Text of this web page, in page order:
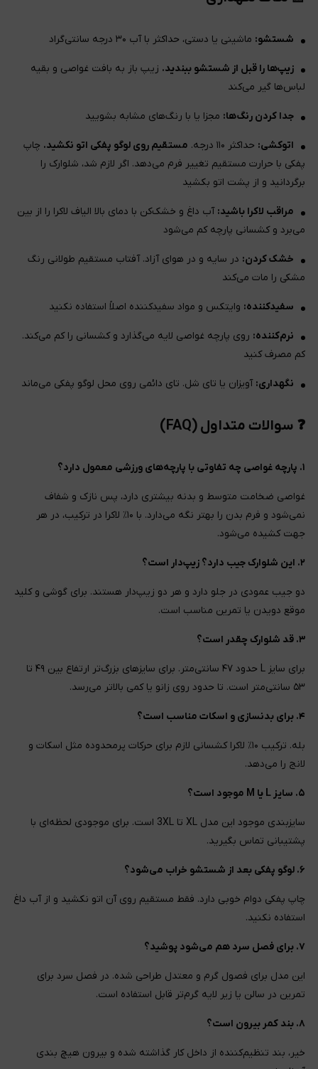
شستشو: ماشینی یا دستی، حداکثر با آب ۳۰ درجه سانتی‌گراد
زیپ‌ها را قبل از شستشو ببندید. زیپ باز به بافت غواصی و بقیه
لباس‌ها گیر می‌کند
جدا کردن رنگ‌ها: مجزا یا با رنگ‌های مشابه بشویید
اتوکشی: حداکثر ۱۱۰ درجه. مستقیم روی لوگو پفکی اتو نکشید. چاپ
پفکی با حرارت مستقیم تغییر فرم می‌دهد. اگر لازم شد، شلوارک را
برگردانید و از پشت اتو بکشید
مراقب لاکرا باشید: آب داغ و خشک‌کن با دمای بالا الیاف لاکرا را از بین
می‌برد و کشسانی پارچه کم می‌شود
خشک کردن: در سایه و در هوای آزاد. آفتاب مستقیم طولانی رنگ
مشکی را مات می‌کند
سفیدکننده: وایتکس و مواد سفیدکننده اصلاً استفاده نکنید
نرم‌کننده: روی پارچه غواصی لایه می‌گذارد و کشسانی را کم می‌کند.
کم مصرف کنید
نگهداری: آویزان یا تای شل. تای دائمی روی محل لوگو پفکی می‌ماند
❓ سوالات متداول (FAQ)
۱. پارچه غواصی چه تفاوتی با پارچه‌های ورزشی معمول دارد؟
غواصی ضخامت متوسط و بدنه بیشتری دارد، پس نازک و شفاف
نمی‌شود و فرم بدن را بهتر نگه می‌دارد. با ۱۰٪ لاکرا در ترکیب، در هر
جهت کشیده می‌شود.
۲. این شلوارک جیب دارد؟ زیپ‌دار است؟
دو جیب عمودی در جلو دارد و هر دو زیپ‌دار هستند. برای گوشی و کلید
موقع دویدن یا تمرین مناسب است.
۳. قد شلوارک چقدر است؟
برای سایز L حدود ۴۷ سانتی‌متر. برای سایزهای بزرگ‌تر ارتفاع بین ۴۹ تا
۵۳ سانتی‌متر است. تا حدود روی زانو یا کمی بالاتر می‌رسد.
۴. برای بدنسازی و اسکات مناسب است؟
بله. ترکیب ۱۰٪ لاکرا کشسانی لازم برای حرکات پرمحدوده مثل اسکات و
لانج را می‌دهد.
۵. سایز L یا M موجود است؟
سایزبندی موجود این مدل XL تا 3XL است. برای موجودی لحظه‌ای با
پشتیبانی تماس بگیرید.
۶. لوگو پفکی بعد از شستشو خراب می‌شود؟
چاپ پفکی دوام خوبی دارد. فقط مستقیم روی آن اتو نکشید و از آب داغ
استفاده نکنید.
۷. برای فصل سرد هم می‌شود پوشید؟
این مدل برای فصول گرم و معتدل طراحی شده. در فصل سرد برای
تمرین در سالن یا زیر لایه گرم‌تر قابل استفاده است.
۸. بند کمر بیرون است؟
خیر، بند تنظیم‌کننده از داخل کار گذاشته شده و بیرون هیچ بندی